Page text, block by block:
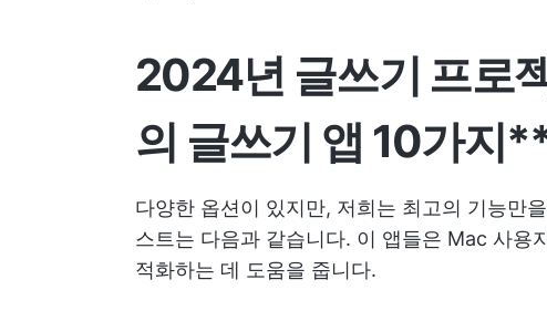
2024년 글쓰기 프로
의 글쓰기 앱 10가지
다양한 옵션이 있지만, 저희는 최고의 기능만
스트는 다음과 같습니다. 이 앱들은 Mac 사용
적화하는 데 도움을 줍니다.